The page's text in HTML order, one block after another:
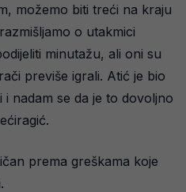
možemo biti treći na kraju
o utakmici
minutažu, ali oni su
previše igrali. Atić je bio
nadam se da je to dovoljno
prema greškama koje